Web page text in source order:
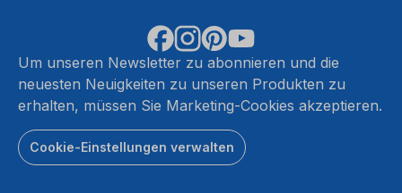
Um unseren Newsletter zu abonnieren und die
neuesten Neuigkeiten zu unseren Produkten zu
erhalten, müssen Sie Marketing-Cookies akzeptieren.
Cookie-Einstellungen verwalten